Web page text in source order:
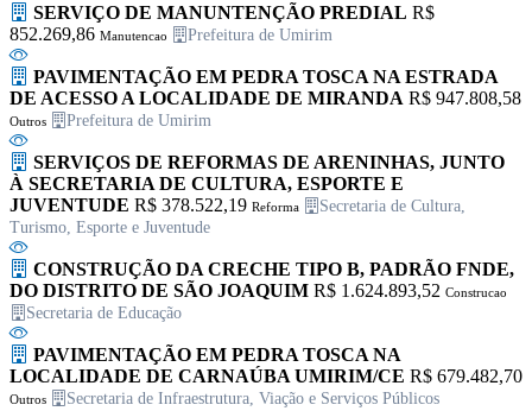
SERVIÇO DE MANUNTENÇÃO PREDIAL R$
852.269,86 Manutencao Prefeitura de Umirim
PAVIMENTAÇÃO EM PEDRA TOSCA NA ESTRADA
DE ACESSO A LOCALIDADE DE MIRANDA R$ 947.808,58
Outros Prefeitura de Umirim
SERVIÇOS DE REFORMAS DE ARENINHAS, JUNTO
À SECRETARIA DE CULTURA, ESPORTE E
JUVENTUDE R$ 378.522,19 Reforma
Secretaria de Cultura,
Turismo, Esporte e Juventude
CONSTRUÇÃO DA CRECHE TIPO B, PADRÃO FNDE,
DO DISTRITO DE SÃO JOAQUIM R$ 1.624.893,52 Construcao
Secretaria de Educação
PAVIMENTAÇÃO EM PEDRA TOSCA NA
LOCALIDADE DE CARNAÚBA UMIRIM/CE R$ 679.482,70
Outros Secretaria de Infraestrutura, Viação e Serviços Públicos